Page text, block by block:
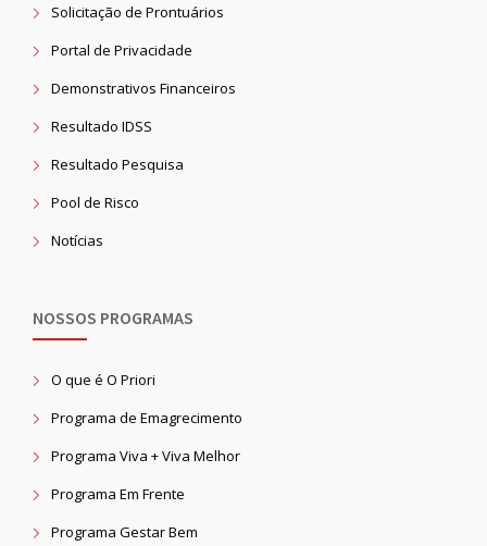
Solicitação de Prontuários
Portal de Privacidade
Demonstrativos Financeiros
Resultado IDSS
Resultado Pesquisa
Pool de Risco
Notícias
NOSSOS PROGRAMAS
O que é O Priori
Programa de Emagrecimento
Programa Viva + Viva Melhor
Programa Em Frente
Programa Gestar Bem